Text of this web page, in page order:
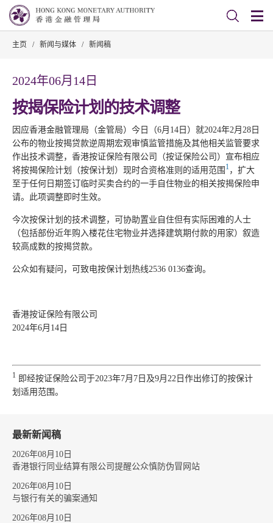
主页 / 新闻与媒体 / 新闻稿
2024年06月14日
按揭保险计划的技术调整
因应香港金融管理局（金管局）今日（6月14日）就2024年2月28日
公布的物业按揭贷款逆周期宏观审慎监管措施及其他相关监管要求
作出技术调整，香港按证保险有限公司（按证保险公司）宣布相应
将按揭保险计划（按保计划）现时合资格准则的适用范围 1 ，扩大
至于任何日期签订临时买卖合约的一手自住物业的相关按揭保险申
请。此项调整即时生效。
今次按保计划的技术调整，可协助置业自住但有实际困难的人士
（包括部份近年购入楼花住宅物业并选择建筑期付款的用家）叙造
较高成数的按揭贷款。
公众如有疑问，可致电按保计划热线2536 0136查询。
香港按证保险有限公司
2024年6月14日
1 即经按证保险公司于2023年7月7日及9月22日作出修订的按保计
划适用范围。
最新新闻稿
2026年08月10日
香港银行同业结算有限公司提醒公众慎防伪冒网站
2026年08月10日
与银行有关的骗案通知
2026年08月10日